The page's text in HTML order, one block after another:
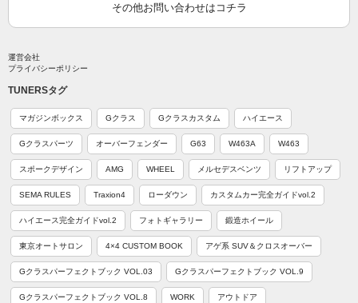
その他お問い合わせはコチラ
運営会社
プライバシーポリシー
TUNERSタグ
マガジンボックス Gクラス Gクラスカスタム ハイエース
Gクラスパーツ オーバーフェンダー G63 W463A W463
スポークデザイン AMG WHEEL メルセデスベンツ リフトアップ
SEMA RULES Traxion4 ローダウン カスタムカー完全ガイドvol.2
ハイエース完全ガイドvol.2 フォトギャラリー 鍛造ホイール
東京オートサロン 4×4 CUSTOM BOOK アゲ系 SUV＆クロスオーバー
Gクラスパーフェクトブック VOL.03 Gクラスパーフェクトブック VOL.9
Gクラスパーフェクトブック VOL.8 WORK アウトドア